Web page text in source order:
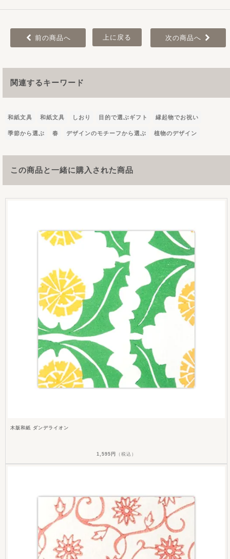
前の商品へ 上に戻る 次の商品へ
関連するキーワード
和紙文具 和紙文具 しおり 目的で選ぶギフト 縁起物でお祝い
季節から選ぶ 春 デザインのモチーフから選ぶ 植物のデザイン
この商品と一緒に購入された商品
木版和紙 ダンデライオン
1,595円 （税込）